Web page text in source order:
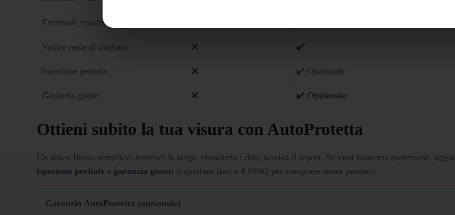
Eventuali riparazioni/danni
Valore reale di mercato ❌ ✔️
Ispezione peritale ❌ ✔️ Opzionale
Garanzia guasti ❌ ✔️ Opzionale
Ottieni subito la tua visura con AutoProtetta
Un unico flusso semplice: inserisci la targa, visualizza i dati, scarica il report. Se vuoi massima protezione,
ispezione peritale e garanzia guasti (coperture fino a 4.500€) per comprare senza pensieri.
Garanzia AutoProtetta (opzionale)